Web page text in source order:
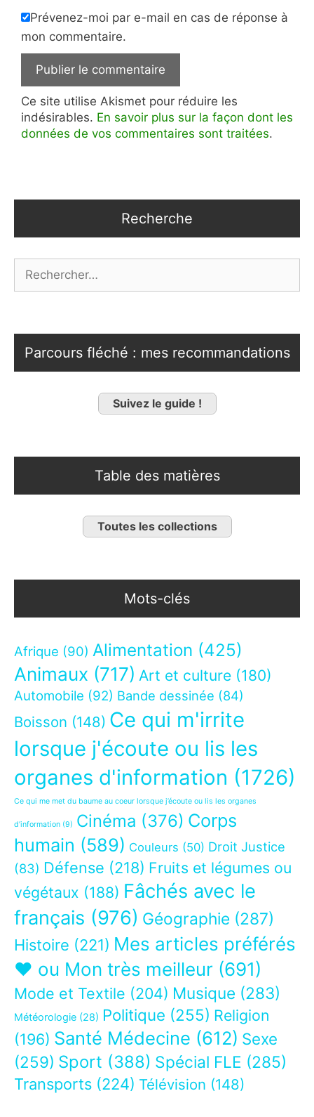
Prévenez-moi par e-mail en cas de réponse à
mon commentaire.
Ce site utilise Akismet pour réduire les
indésirables. En savoir plus sur la façon dont les
données de vos commentaires sont traitées.
Recherche
Parcours fléché : mes recommandations
Suivez le guide !
Table des matières
Toutes les collections
Mots-clés
Afrique (90) Alimentation (425)
Animaux (717) Art et culture (180)
Automobile (92) Bande dessinée (84)
Boisson (148) Ce qui m'irrite
lorsque j'écoute ou lis les
organes d'information (1726)
Ce qui me met du baume au coeur lorsque j’écoute ou lis les organes
d’information (9) Cinéma (376) Corps
humain (589) Couleurs (50) Droit Justice
(83) Défense (218) Fruits et légumes ou
végétaux (188) Fâchés avec le
français (976) Géographie (287)
Histoire (221) Mes articles préférés
❤ ou Mon très meilleur (691)
Mode et Textile (204) Musique (283)
Météorologie (28) Politique (255) Religion
(196) Santé Médecine (612) Sexe
(259) Sport (388) Spécial FLE (285)
Transports (224) Télévision (148)